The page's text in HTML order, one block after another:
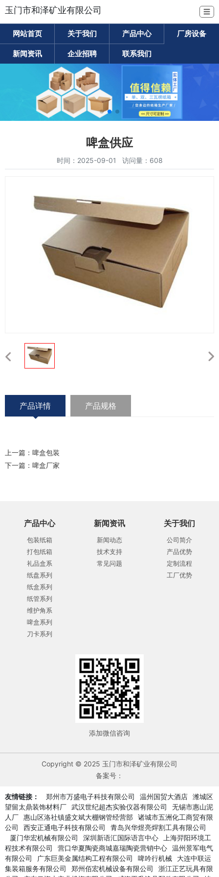
玉门市和泽矿业有限公司 ☰
网站首页 关于我们 产品中心 厂房设备
新闻资讯 企业招聘 联系我们
啤盒供应
时间：2025-09-01 访问量：608
产品详情 产品规格
上一篇： 啤盒包装
下一篇： 啤盒厂家
产品中心
包装纸箱
打包纸箱
礼品盒系
纸盘系列
纸盒系列
纸管系列
维护角系
啤盒系列
刀卡系列
新闻资讯
新闻动态
技术支持
常见问题
关于我们
公司简介
产品优势
定制流程
工厂优势
添加微信咨询
Copyright © 2025 玉门市和泽矿业有限公司
备案号：
友情链接： 郑州市万盛电子科技有限公司 温州国贸大酒店 潍城区
望留太鼎装饰材料厂 武汉世纪超杰实验仪器有限公司
无锡市惠山泥
人厂 惠山区洛社镇盛文斌大棚钢管经营部 诸城市五洲化工商贸有限
公司
西安正通电子科技有限公司
青岛兴华煜亮焊割工具有限公司
厦门华宏机械有限公司
深圳新语汇国际语言中心
上海羿阳环境工
程技术有限公司
营口华夏陶瓷商城嘉瑞陶瓷营销中心 温州景军电气
有限公司
广东巨美金属结构工程有限公司 啤吟行机械
大连中联运
集装箱服务有限公司
郑州佰宏机械设备有限公司
浙江正艺玩具有限